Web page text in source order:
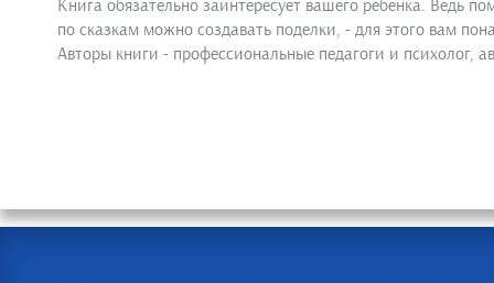
Книга обязательно заинтересует вашего ребенка. Ведь
по сказкам можно создавать поделки, - для этого вам
Авторы книги - профессиональные педагоги и